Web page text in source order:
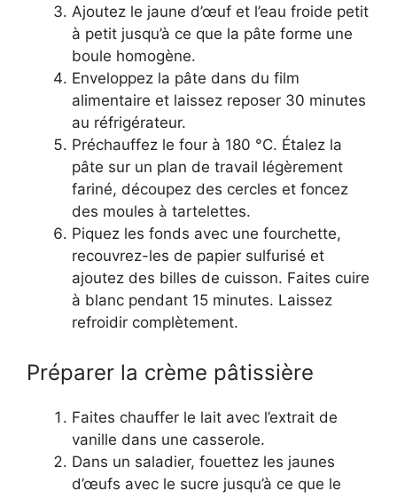
Ajoutez le jaune d’œuf et l’eau froide petit
à petit jusqu’à ce que la pâte forme une
boule homogène.
Enveloppez la pâte dans du film
alimentaire et laissez reposer 30 minutes
au réfrigérateur.
Préchauffez le four à 180 °C. Étalez la
pâte sur un plan de travail légèrement
fariné, découpez des cercles et foncez
des moules à tartelettes.
Piquez les fonds avec une fourchette,
recouvrez-les de papier sulfurisé et
ajoutez des billes de cuisson. Faites cuire
à blanc pendant 15 minutes. Laissez
refroidir complètement.
Préparer la crème pâtissière
Faites chauffer le lait avec l’extrait de
vanille dans une casserole.
Dans un saladier, fouettez les jaunes
d’œufs avec le sucre jusqu’à ce que le